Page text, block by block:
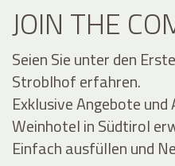
JOIN THE
Seien Sie unter den
Stroblhof erfahren.
Exklusive Angebote
Weinhotel in Südtirol
Einfach ausfüllen und